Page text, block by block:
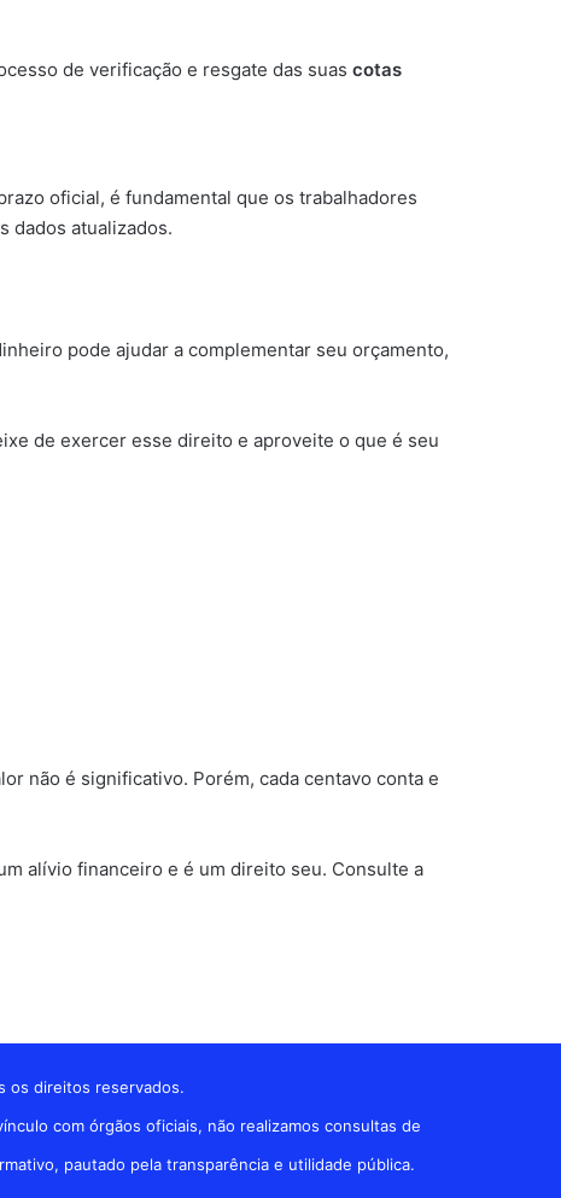
de verificação e resgate das suas cotas
oficial, é fundamental que os trabalhadores
dados atualizados.
pode ajudar a complementar seu orçamento,
de exercer esse direito e aproveite o que é seu
não é significativo. Porém, cada centavo conta e
alívio financeiro e é um direito seu. Consulte a
os direitos reservados.
com órgãos oficiais, não realizamos consultas de
pautado pela transparência e utilidade pública.